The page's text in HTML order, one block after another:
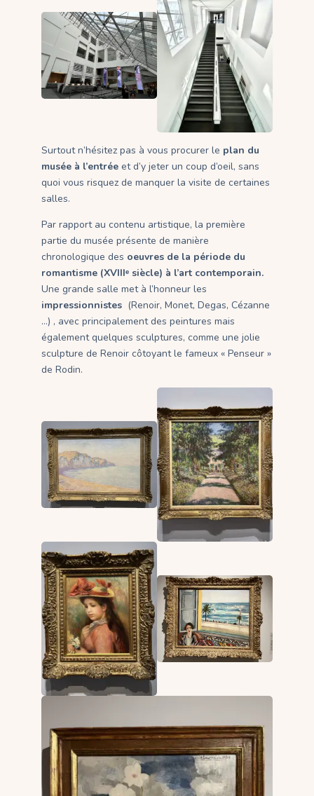
Surtout n’hésitez pas à vous procurer le plan du
musée à l’entrée et d’y jeter un coup d’oeil, sans
quoi vous risquez de manquer la visite de certaines
salles.
Par rapport au contenu artistique, la première
partie du musée présente de manière
chronologique des oeuvres de la période du
romantisme (XVIIIᵉ siècle) à l’art contemporain.
Une grande salle met à l’honneur les
impressionnistes (Renoir, Monet, Degas, Cézanne
…) , avec principalement des peintures mais
également quelques sculptures, comme une jolie
sculpture de Renoir côtoyant le fameux « Penseur »
de Rodin.